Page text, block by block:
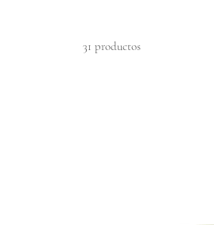
31 productos